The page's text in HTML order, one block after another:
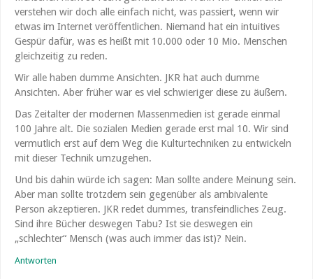
verstehen wir doch alle einfach nicht, was passiert, wenn wir
etwas im Internet veröffentlichen. Niemand hat ein intuitives
Gespür dafür, was es heißt mit 10.000 oder 10 Mio. Menschen
gleichzeitig zu reden.
Wir alle haben dumme Ansichten. JKR hat auch dumme
Ansichten. Aber früher war es viel schwieriger diese zu äußern.
Das Zeitalter der modernen Massenmedien ist gerade einmal
100 Jahre alt. Die sozialen Medien gerade erst mal 10. Wir sind
vermutlich erst auf dem Weg die Kulturtechniken zu entwickeln
mit dieser Technik umzugehen.
Und bis dahin würde ich sagen: Man sollte andere Meinung sein.
Aber man sollte trotzdem sein gegenüber als ambivalente
Person akzeptieren. JKR redet dummes, transfeindliches Zeug.
Sind ihre Bücher deswegen Tabu? Ist sie deswegen ein
„schlechter“ Mensch (was auch immer das ist)? Nein.
Antworten